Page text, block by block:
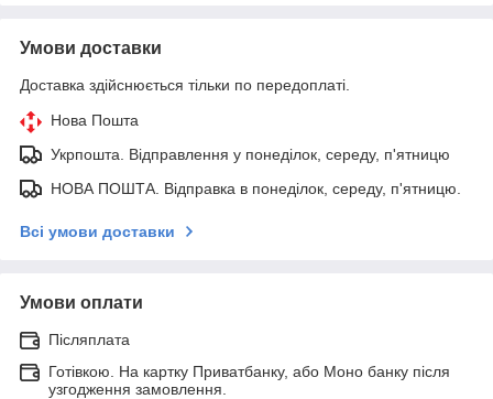
Умови доставки
Доставка здійснюється тільки по передоплаті.
Нова Пошта
Укрпошта. Відправлення у понеділок, середу, п'ятницю
НОВА ПОШТА. Відправка в понеділок, середу, п'ятницю.
Всі умови доставки
Умови оплати
Післяплата
Готівкою. На картку Приватбанку, або Моно банку після
узгодження замовлення.